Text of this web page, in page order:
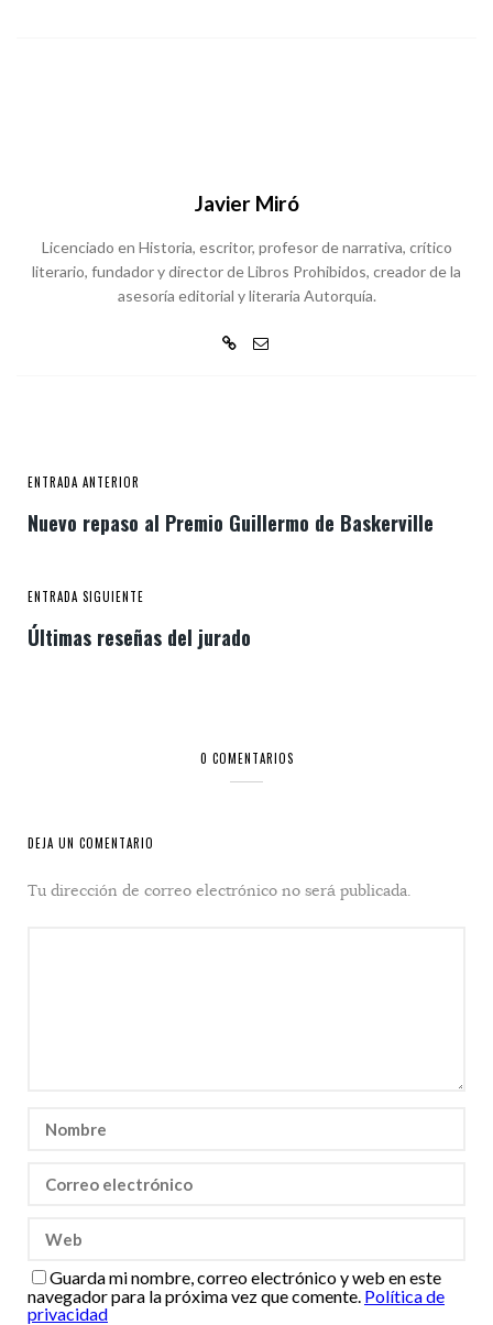
Javier Miró
Licenciado en Historia, escritor, profesor de narrativa, crítico
literario, fundador y director de Libros Prohibidos, creador de la
asesoría editorial y literaria Autorquía.
ENTRADA ANTERIOR
Nuevo repaso al Premio Guillermo de Baskerville
ENTRADA SIGUIENTE
Últimas reseñas del jurado
0 COMENTARIOS
DEJA UN COMENTARIO
Tu dirección de correo electrónico no será publicada.
Guarda mi nombre, correo electrónico y web en este
navegador para la próxima vez que comente. Política de
privacidad